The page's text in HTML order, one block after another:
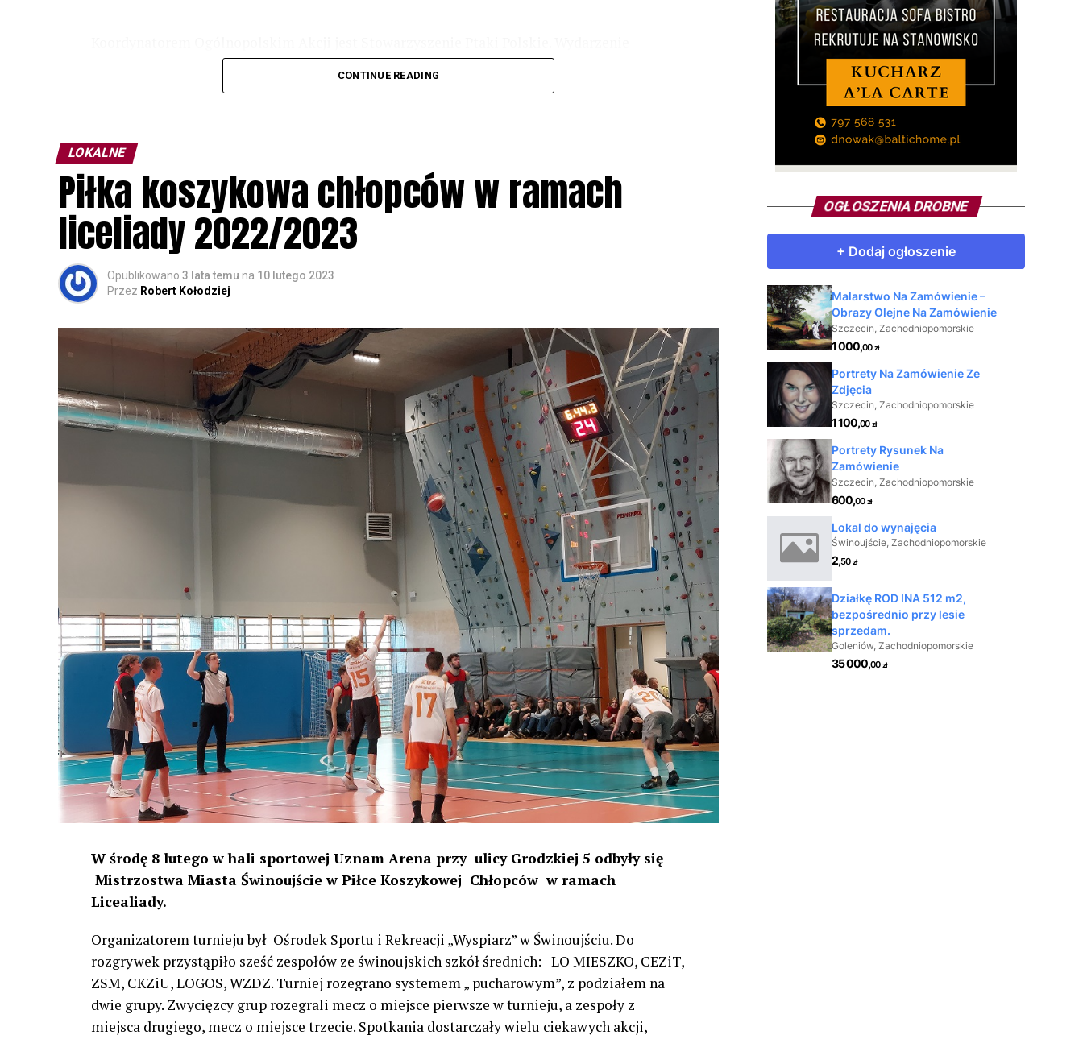
odbędzie się w dniach24 i 25 lutego 2023 r. wg harmonogramu przedstawionego na
Wszystkich uczestników zapraszamy do udziału w Akcji, włączenia się w aktywne
rozpoznawanie głosów sów i wymianę doświadczeń przy grillu.Na wydarzenie obowiązują
zapisy.
CONTINUE READING
LOKALNE
Piłka koszykowa chłopców w ramach
liceliady 2022/2023
Opublikowano 3 lata temu na 10 lutego 2023
Przez Robert Kołodziej
W środę 8 lutego w hali sportowej Uznam Arena przy ulicy Grodzkiej 5 odbyły się
Mistrzostwa Miasta Świnoujście w Piłce Koszykowej Chłopców w ramach
Licealiady.
Organizatorem turnieju był Ośrodek Sportu i Rekreacji „Wyspiarz” w Świnoujściu. Do
rozgrywek przystąpiło sześć zespołów ze świnoujskich szkół średnich: LO MIESZKO, CEZiT,
ZSM, CKZiU, LOGOS, WZDZ. Turniej rozegrano systemem „ pucharowym”, z podziałem na
dwie grupy. Zwycięzcy grup rozegrali mecz o miejsce pierwsze w turnieju, a zespoły z
miejsca drugiego, mecz o miejsce trzecie. Spotkania dostarczały wielu ciekawych akcji,
OGŁOSZENIA DROBNE